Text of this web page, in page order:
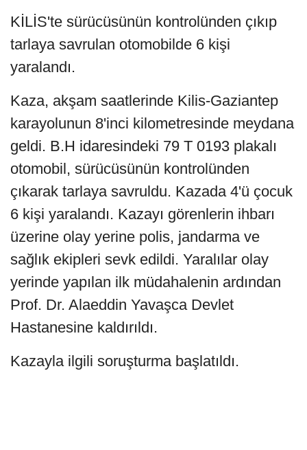
KİLİS'te sürücüsünün kontrolünden çıkıp
tarlaya savrulan otomobilde 6 kişi
yaralandı.
Kaza, akşam saatlerinde Kilis-Gaziantep
karayolunun 8'inci kilometresinde meydana
geldi. B.H idaresindeki 79 T 0193 plakalı
otomobil, sürücüsünün kontrolünden
çıkarak tarlaya savruldu. Kazada 4'ü çocuk
6 kişi yaralandı. Kazayı görenlerin ihbarı
üzerine olay yerine polis, jandarma ve
sağlık ekipleri sevk edildi. Yaralılar olay
yerinde yapılan ilk müdahalenin ardından
Prof. Dr. Alaeddin Yavaşca Devlet
Hastanesine kaldırıldı.
Kazayla ilgili soruşturma başlatıldı.